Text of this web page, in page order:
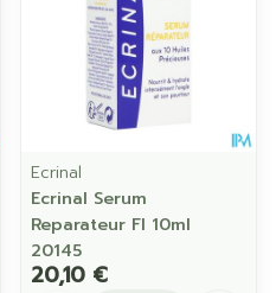
Ecrinal
Ecrinal Serum
Reparateur Fl 10ml
20145
20,10 €